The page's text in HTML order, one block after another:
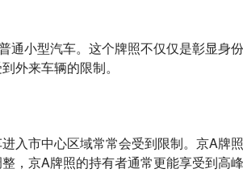
通小型汽车。这个牌照不仅仅是彰显
外来车辆的限制。
入市中心区域常常会受到限制。京A
，京A牌照的持有者通常更能享受到高峰